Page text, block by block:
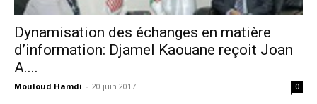
Dynamisation des échanges en matière
d’information: Djamel Kaouane reçoit Joan
A....
Mouloud Hamdi - 20 juin 2017 0